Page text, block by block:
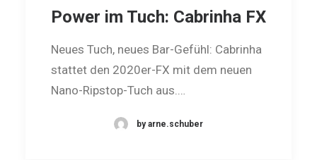
Power im Tuch: Cabrinha FX
Neues Tuch, neues Bar-Gefühl: Cabrinha
stattet den 2020er-FX mit dem neuen
Nano-Ripstop-Tuch aus.…
by arne.schuber